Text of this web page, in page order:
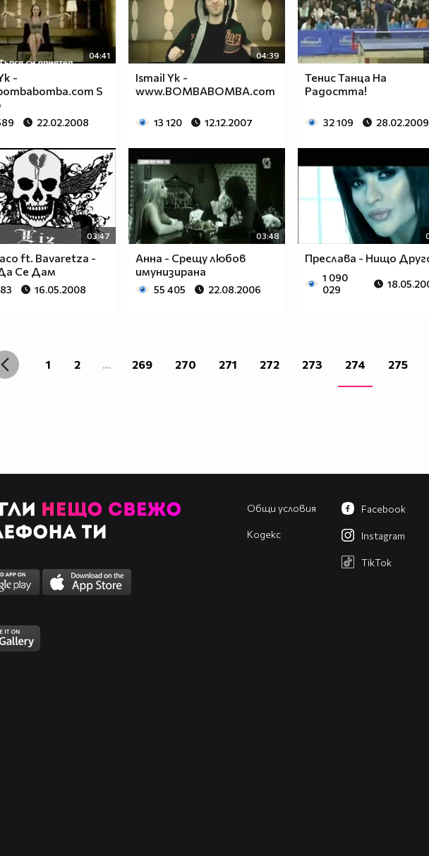
04:41
-
S
22.02.2008
04:39
Ismail Yk -
www.BOMBABOMBA.com
13 120 12.12.2007
Тенис Танца На
Радостта!
32 109 28.02.2009
03:47
ft. Bavaretza -
Се Дам
16.05.2008
03:48
Анна - Срещу любов
имунизирана
55 405 22.08.2006
Преслава - Нищо
1 090
029
1 2 ... 269 270 271 272 273 274 275
Общи условия
Кодекс
Facebook
Instagram
TikTok